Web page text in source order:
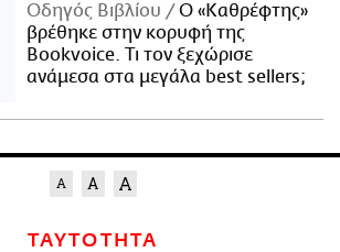
Οδηγός Βιβλίου
Ο «Καθρέφτης»
βρέθηκε στην κορυφή της
Bookvoice. Τι τον ξεχώρισε
ανάμεσα στα μεγάλα best sellers;
ΤΑΥΤΟΤΗΤΑ